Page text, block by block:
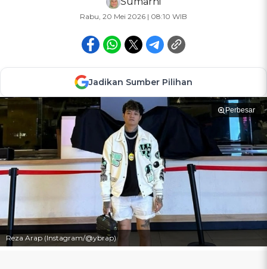
Rabu, 20 Mei 2026 | 08:10 WIB
Jadikan Sumber Pilihan
Perbesar
Reza Arap (Instagram/@ybrap)